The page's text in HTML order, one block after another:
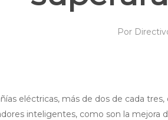
Por
eléctricas, más de dos de cada
inteligentes, como son la mejora